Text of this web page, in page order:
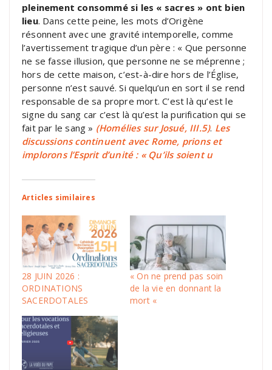
pleinement consommé si les « sacres » ont bien
lieu. Dans cette peine, les mots d’Origène
résonnent avec une gravité intemporelle, comme
l’avertissement tragique d’un père : « Que personne
ne se fasse illusion, que personne ne se méprenne ;
hors de cette maison, c’est-à-dire hors de l’Église,
personne n’est sauvé. Si quelqu’un en sort il se rend
responsable de sa propre mort. C’est là qu’est le
signe du sang car c’est là qu’est la purification qui se
fait par le sang » (Homélies sur Josué, III.5). Les
discussions continuent avec Rome, prions et
implorons l’Esprit d’unité : « Qu’ils soient u
Articles similaires
28 JUIN 2026 :
ORDINATIONS
SACERDOTALES
« On ne prend pas soin
de la vie en donnant la
mort «